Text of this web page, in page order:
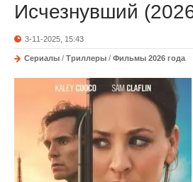
Исчезнувший
3-11-2025, 15:43
Сериалы / Триллеры / Фильмы 2026 года